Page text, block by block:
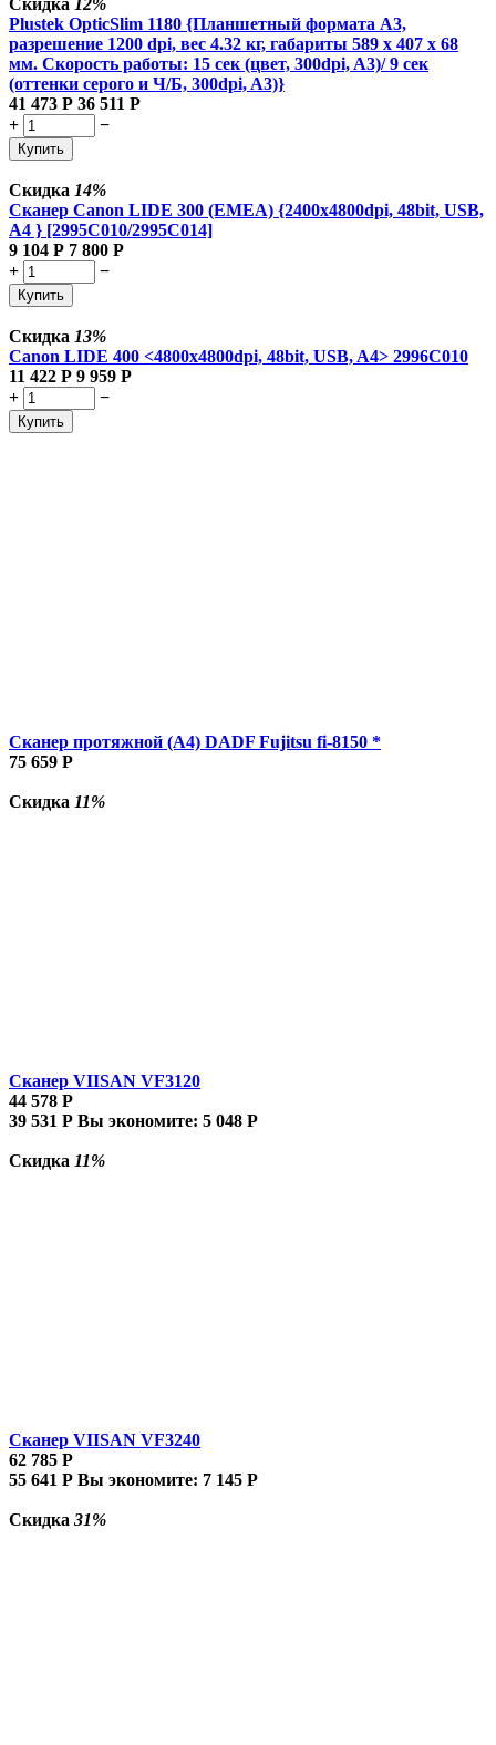
Plustek OpticSlim 1180 {Планшетный формата A3,
разрешение 1200 dpi, вес 4.32 кг, габариты 589 x 407 x 68
мм. Скорость работы: 15 сек (цвет, 300dpi, A3)/ 9 сек
(оттенки серого и Ч/Б, 300dpi, A3)}
41 473 Р 36 511 Р
+
−
Купить
Скидка 14%
Сканер Canon LIDE 300 (EMEA) {2400x4800dpi, 48bit, USB,
A4 } [2995C010/2995C014]
9 104 Р 7 800 Р
+
−
Купить
Скидка 13%
Canon LIDE 400 <4800x4800dpi, 48bit, USB, A4> 2996C010
11 422 Р 9 959 Р
+
−
Купить
Сканер протяжной (A4) DADF Fujitsu fi-8150 *
75 659 Р
Скидка 11%
Сканер VIISAN VF3120
44 578 Р
39 531 Р Вы экономите: 5 048 Р
Скидка 11%
Сканер VIISAN VF3240
62 785 Р
55 641 Р Вы экономите: 7 145 Р
Скидка 31%